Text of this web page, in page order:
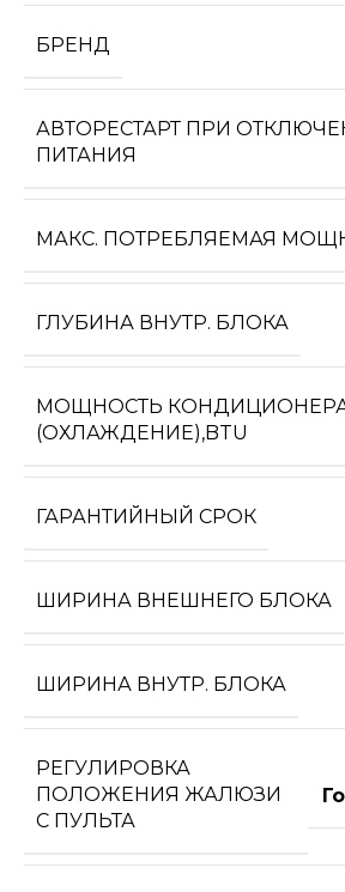
БРЕНД
АВТОРЕСТАРТ ПРИ
ПИТАНИЯ
МАКС. ПОТРЕБЛЯЕМАЯ
ГЛУБИНА ВНУТР. БЛОКА
МОЩНОСТЬ
(ОХЛАЖДЕНИЕ),BTU
ГАРАНТИЙНЫЙ СРОК
ШИРИНА ВНЕШНЕГО БЛОКА
ШИРИНА ВНУТР. БЛОКА
РЕГУЛИРОВКА
ПОЛОЖЕНИЯ ЖАЛЮЗИ
С ПУЛЬТА